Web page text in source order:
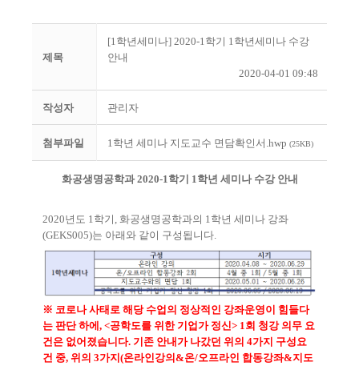
제목
[1학년세미나] 2020-1학기 1학년세미나 수강
안내
2020-04-01 09:48
작성자 관리자
첨부파일 1학년 세미나 지도교수 면담확인서.hwp (25KB)
화공생명공학과2020-1학기 1학년 세미나 수강 안내
2020년도 1학기 , 화공생명공학과의 1학년 세미나 강좌
(GEKS005)는 아래와 같이 구성됩니다.
※ 코로나 사태로 해당 수업의 정상적인 강좌운영이 힘들다
는 판단 하에, <공학도를 위한 기업가 정신> 1 회 청강 의무 요
건은 없어졌습니다. 기존 안내가 나갔던 위의 4가지 구성요
건 중, 위의 3가지(온라인강의&온/오프라인 합동강좌&지도